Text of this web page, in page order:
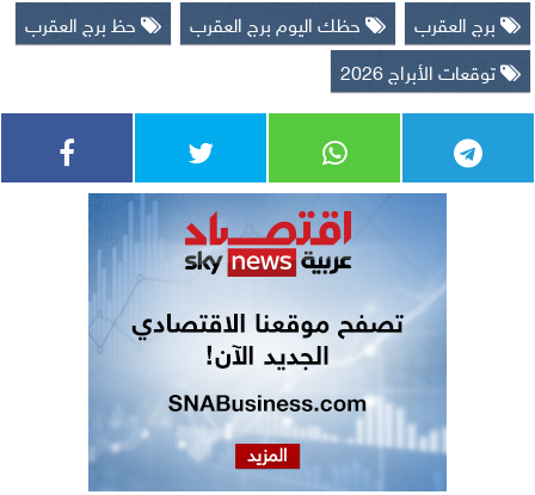
برج العقرب حظك اليوم برج العقرب
حظ برج العقرب
توقعات الأبراج 2026